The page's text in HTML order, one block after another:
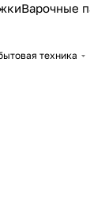
Варочные
техника